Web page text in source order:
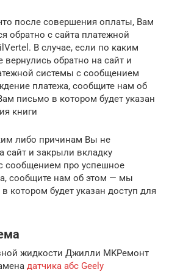
после совершения оплаты, Вам
обратно с сайта платежной
В случае, если по каким
обратно на сайт и
системы с сообщением
платежа, сообщите нам об
письмо в котором будет указан
книги
либо причинам Вы не
сайт и закрыли вкладку
сообщением про успешное
сообщите нам об этом — мы
будет указан доступ для
жидкости Джилли MKРемонт
датчика абс Geely